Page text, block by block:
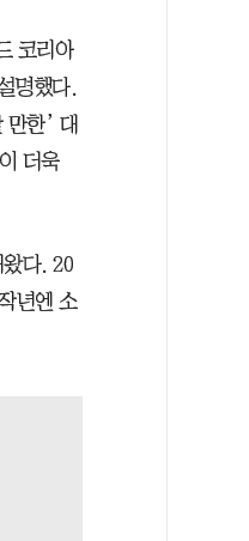
코리아
명했다.
한’ 대
더욱
다. 20
년엔 소